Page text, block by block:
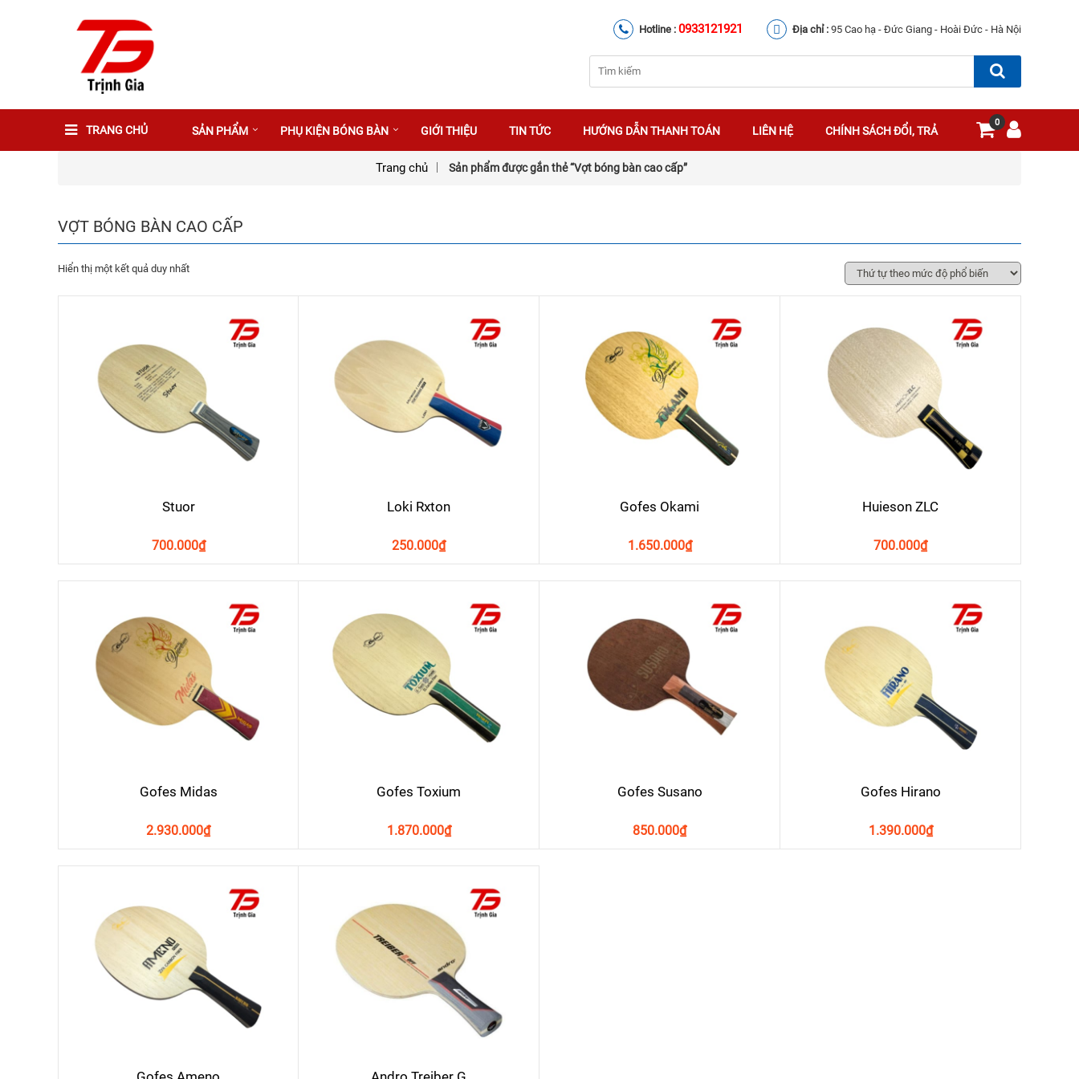
Hotline : 0933121921 Địa chỉ : 95 Cao hạ - Đức Giang - Hoài Đức - Hà Nội
TRANG CHỦ SẢN PHẨM PHỤ KIỆN BÓNG BÀN GIỚI THIỆU TIN TỨC HƯỚNG DẪN THANH TOÁN LIÊN HỆ CHÍNH SÁCH ĐỔI, TRẢ
0
Trang chủ Sản phẩm được gắn thẻ “Vợt bóng bàn cao cấp”
VỢT BÓNG BÀN CAO CẤP
Hiển thị một kết quả duy nhất
Stuor
₫
700.000
Loki Rxton
₫
250.000
Gofes Okami
₫
1.650.000
Huieson ZLC
₫
700.000
Gofes Midas
₫
2.930.000
Gofes Toxium
₫
1.870.000
Gofes Susano
₫
850.000
Gofes Hirano
₫
1.390.000